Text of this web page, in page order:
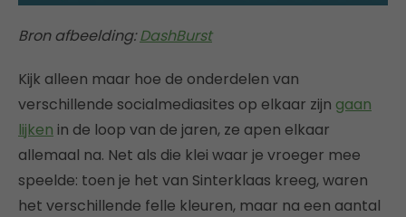
Bron afbeelding:DashBurst
Kijk alleen maar hoe de onderdelen van
verschillende socialmediasites op elkaar zijn gaan
lijken in de loop van de jaren, ze apen elkaar
allemaal na. Net als die klei waar je vroeger mee
speelde: toen je het van Sinterklaas kreeg, waren
het verschillende felle kleuren, maar na een aantal